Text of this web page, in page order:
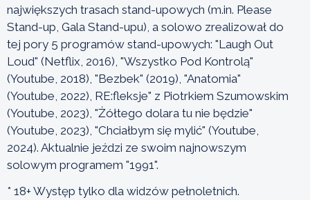
największych trasach stand-upowych (m.in. Please
Stand-up, Gala Stand-upu), a solowo zrealizował do
tej pory 5 programów stand-upowych: "Laugh Out
Loud" (Netflix, 2016), "Wszystko Pod Kontrolą"
(Youtube, 2018), "Bezbek" (2019), "Anatomia"
(Youtube, 2022), RE:fleksje" z Piotrkiem Szumowskim
(Youtube, 2023), "Żółtego dolara tu nie będzie"
(Youtube, 2023), "Chciałbym się mylić" (Youtube,
2024). Aktualnie jeździ ze swoim najnowszym
solowym programem "1991".
* 18+ Występ tylko dla widzów pełnoletnich.